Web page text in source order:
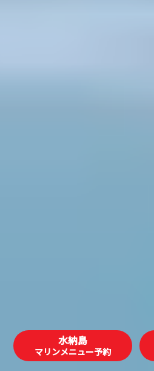
水納島
マリンメニュー予約